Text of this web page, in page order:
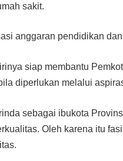
sakit.
anggaran pendidikan
siap membantu
diperlukan melalui
sebagai ibukota
Oleh karena itu